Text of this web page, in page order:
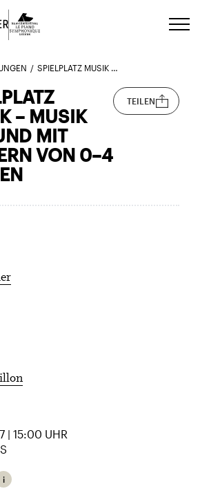
Luzerns Klavierfestival «Le Piano
SPIELPLATZ MUSIK – MUSIK FÜR UND MIT KINDERN VON 0–4 JAHREN
– MUSIK
MIT
VON 0–4
TEILEN
| 15:00 UHR